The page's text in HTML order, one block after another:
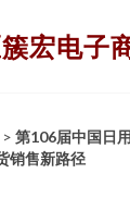
宏电子
> 第106届中国日
销售新路径